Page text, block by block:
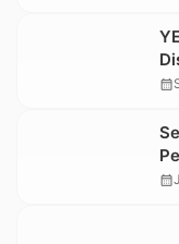
calendar_month
calendar_month